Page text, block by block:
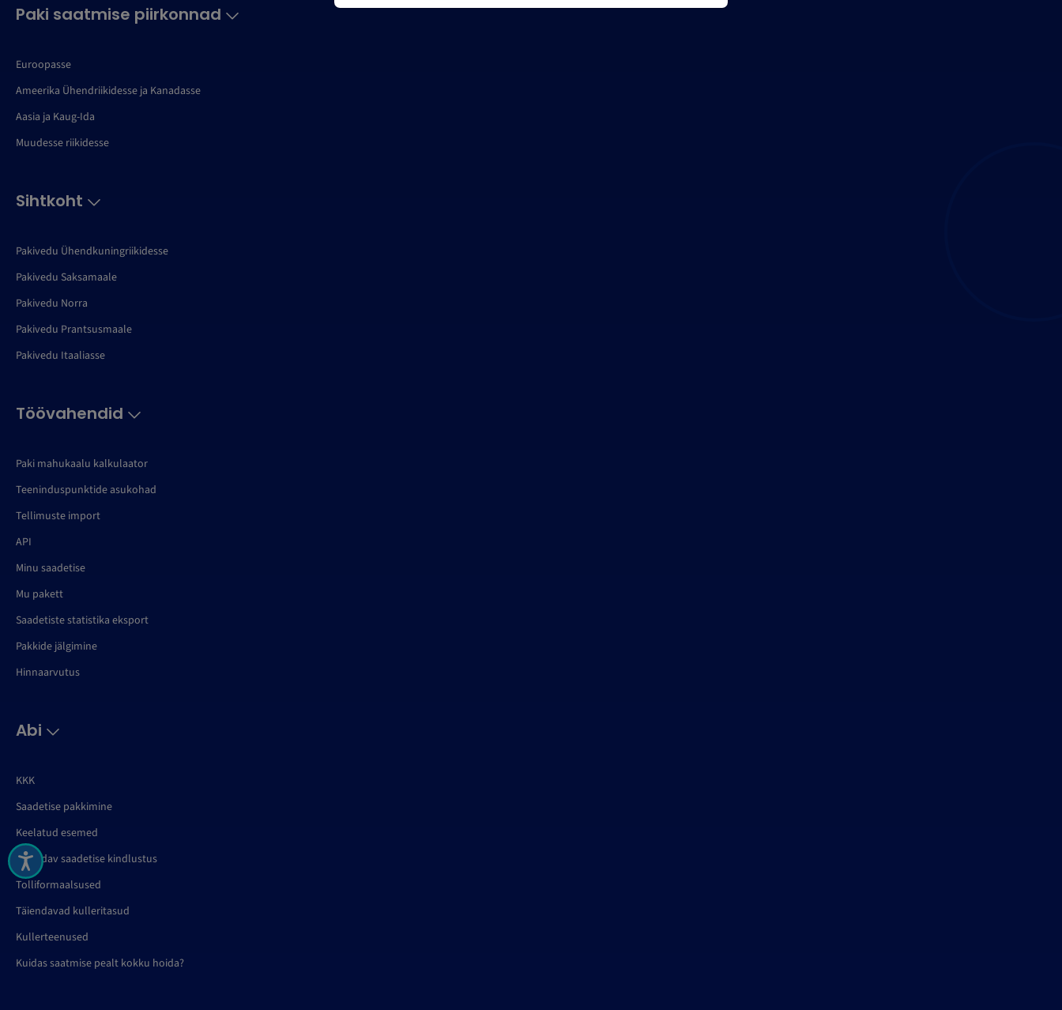
Paki saatmise piirkonnad
Euroopasse
Ameerika Ühendriikidesse ja Kanadasse
Aasia ja Kaug-Ida
Muudesse riikidesse
Sihtkoht
Pakivedu Ühendkuningriikidesse
Pakivedu Saksamaale
Pakivedu Norra
Pakivedu Prantsusmaale
Pakivedu Itaaliasse
Töövahendid
Paki mahukaalu kalkulaator
Teeninduspunktide asukohad
Tellimuste import
API
Minu saadetise
Mu pakett
Saadetiste statistika eksport
Pakkide jälgimine
Hinnaarvutus
Abi
KKK
Saadetise pakkimine
Keelatud esemed
Täiendav saadetise kindlustus
Tolliformaalsused
Täiendavad kulleritasud
Kullerteenused
Kuidas saatmise pealt kokku hoida?